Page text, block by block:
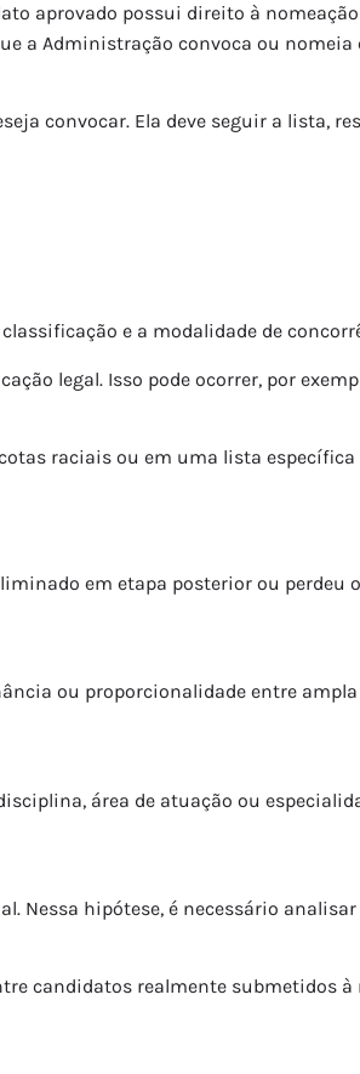
aprovado possui direito à
a Administração convoca ou
convocar. Ela deve seguir a lista,
e a modalidade de
legal. Isso pode ocorrer, por
raciais ou em uma lista específica
em etapa posterior ou perdeu
ou proporcionalidade entre
área de atuação ou
Nessa hipótese, é necessário
candidatos realmente submetidos à